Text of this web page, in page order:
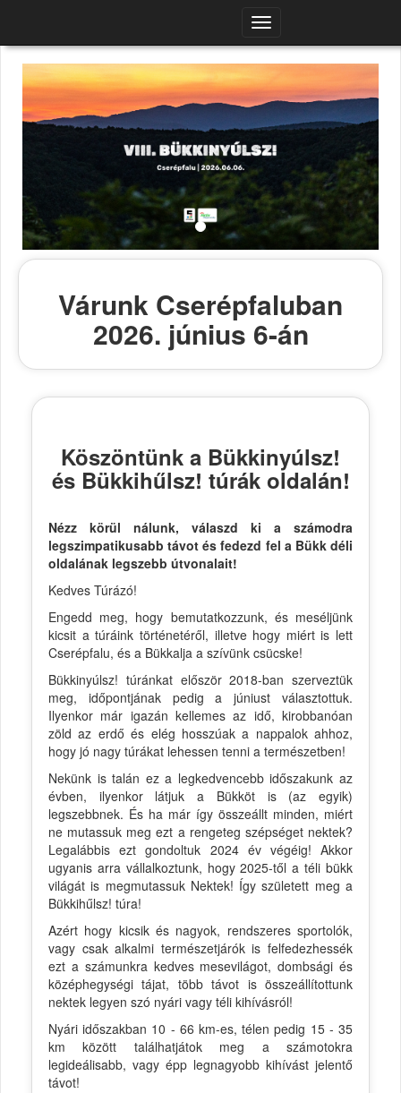
Navigációs
menü
Várunk Cserépfaluban
2026. június 6-án
Köszöntünk a Bükkinyúlsz!
és Bükkihűlsz! túrák oldalán!
Nézz körül nálunk, válaszd ki a számodra
legszimpatikusabb távot és fedezd fel a Bükk déli
oldalának legszebb útvonalait!
Kedves Túrázó!
Engedd meg, hogy bemutatkozzunk, és meséljünk
kicsit a túráink történetéről, illetve hogy miért is lett
Cserépfalu, és a Bükkalja a szívünk csücske!
Bükkinyúlsz! túránkat először 2018-ban szerveztük
meg, időpontjának pedig a júniust választottuk.
Ilyenkor már igazán kellemes az idő, kirobbanóan
zöld az erdő és elég hosszúak a nappalok ahhoz,
hogy jó nagy túrákat lehessen tenni a természetben!
Nekünk is talán ez a legkedvencebb időszakunk az
évben, ilyenkor látjuk a Bükköt is (az egyik)
legszebbnek. És ha már így összeállt minden, miért
ne mutassuk meg ezt a rengeteg szépséget nektek?
Legalábbis ezt gondoltuk 2024 év végéig! Akkor
ugyanis arra vállalkoztunk, hogy 2025-től a téli bükk
világát is megmutassuk Nektek! Így született meg a
Bükkihűlsz! túra!
Azért hogy kicsik és nagyok, rendszeres sportolók,
vagy csak alkalmi természetjárók is felfedezhessék
ezt a számunkra kedves mesevilágot, dombsági és
középhegységi tájat, több távot is összeállítottunk
nektek legyen szó nyári vagy téli kihívásról!
Nyári időszakban 10 - 66 km-es, télen pedig 15 - 35
km között találhatjátok meg a számotokra
legideálisabb, vagy épp legnagyobb kihívást jelentő
távot!